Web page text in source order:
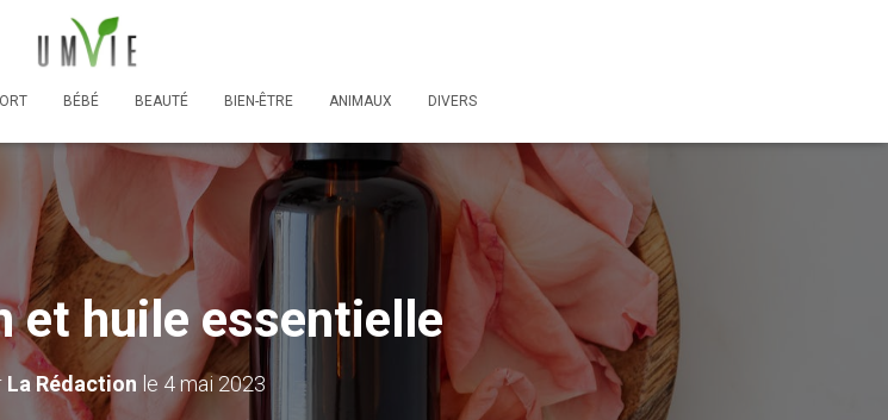
BÉBÉ BEAUTÉ BIEN-ÊTRE ANIMAUX DIVERS
et huile essentielle
La Rédaction le 4 mai 2023